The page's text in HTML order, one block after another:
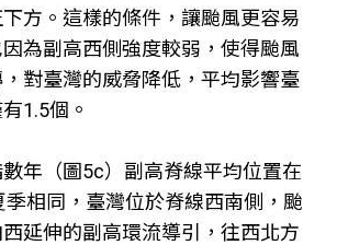
方。這樣的條件，讓颱風更容易
為副高西側強度較弱，使得颱風
對臺灣的威脅降低，平均影響臺
1.5個。
年（圖5c）副高脊線平均位置在
季相同，臺灣位於脊線西南側，颱
延伸的副高環流導引，往西北方